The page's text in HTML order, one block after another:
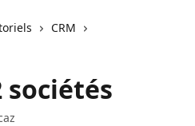
CRM
sociétés